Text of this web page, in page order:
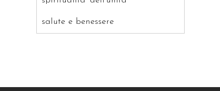
salute e benessere
patristica